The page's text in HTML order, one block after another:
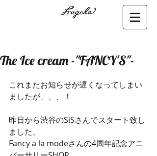
The Ice cream -"FANCY'S"-
これまたお知らせが遅くなってしまい
ましたが、、、！
昨日から渋谷のSiSさんでスタート致し
ました、
Fancy a la modeさんの4周年記念アニ